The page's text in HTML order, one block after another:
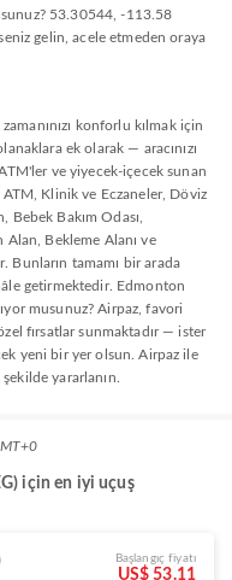
53.30544, -113.58
gelin, acele etmeden oraya
konforlu kılmak için
ek olarak — aracınızı
ve yiyecek-içecek sunan
Klinik ve Eczaneler, Döviz
Bebek Bakım Odası,
Alan, Bekleme Alanı ve
Bunların tamamı bir arada
getirmektedir. Edmonton
musunuz? Airpaz, favori
fırsatlar sunmaktadır — ister
yeni bir yer olsun. Airpaz ile
yararlanın.
için en iyi uçuş
Başlangıç fiyatı
US$ 53.11